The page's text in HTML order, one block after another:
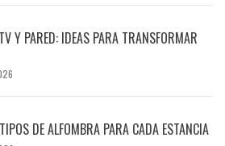
Y PARED: IDEAS PARA TRANSFORMAR
DE ALFOMBRA PARA CADA ESTANCIA